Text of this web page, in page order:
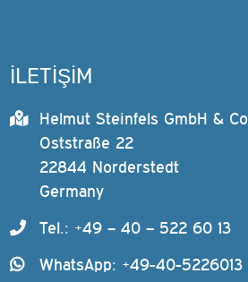
İLETİŞİM
Helmut Steinfels GmbH &
Oststraße 22
22844 Norderstedt
Germany
Tel.: +49 – 40 – 522 60 13
WhatsApp: +49-40-5226013